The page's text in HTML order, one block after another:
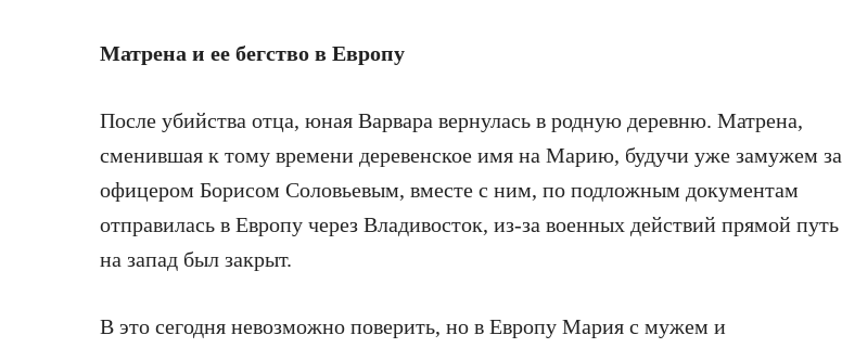
Матрена и ее бегство в Европу
После убийства отца, юная Варвара вернулась в родную деревню. Матрена,
сменившая к тому времени деревенское имя на Марию, будучи уже замужем за
офицером Борисом Соловьевым, вместе с ним, по подложным документам
отправилась в Европу через Владивосток, из-за военных действий прямой путь
на запад был закрыт.
В это сегодня невозможно поверить, но в Европу Мария с мужем и